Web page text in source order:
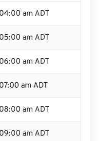
04:00 am ADT
05:00 am ADT
06:00 am ADT
07:00 am ADT
08:00 am ADT
09:00 am ADT